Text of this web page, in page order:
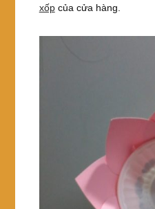
xốpcủa cửa hàng.